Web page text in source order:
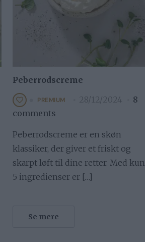
Peberrodscreme
PREMIUM 28/12/2024
8
comments
Peberrodscreme er en skøn
klassiker, der giver et friskt og
skarpt løft til dine retter. Med kun
5 ingredienser er […]
Se mere